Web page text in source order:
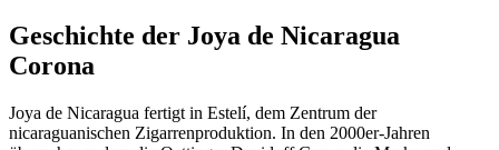
Geschichte der Joya de Nicaragua
Corona
Joya de Nicaragua fertigt in Estelí, dem Zentrum der
nicaraguanischen Zigarrenproduktion. In den 2000er-Jahren